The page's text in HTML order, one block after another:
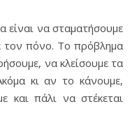
είναι να σταματήσουμε
τον πόνο. Το πρόβλημα
να κλείσουμε τα
κι αν το κάνουμε,
και πάλι να στέκεται